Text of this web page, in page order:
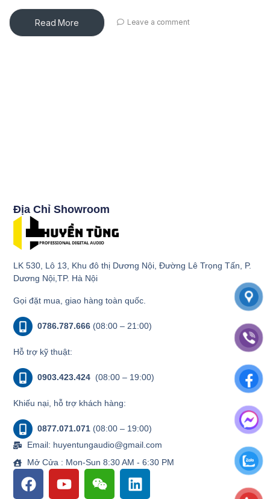
Read More Leave a comment
Địa Chỉ Showroom
LK 530, Lô 13, Khu đô thị Dương Nội, Đường Lê Trọng Tấn, P.
Dương Nội,TP. Hà Nội
Gọi đặt mua, giao hàng toàn quốc.
0786.787.666 (08:00 – 21:00)
Hỗ trợ kỹ thuật:
0903.423.424 (08:00 – 19:00)
Khiếu nại, hỗ trợ khách hàng:
0877.071.071 (08:00 – 19:00)
Email: huyentungaudio@gmail.com
Mở Cửa : Mon-Sun 8:30 AM - 6:30 PM